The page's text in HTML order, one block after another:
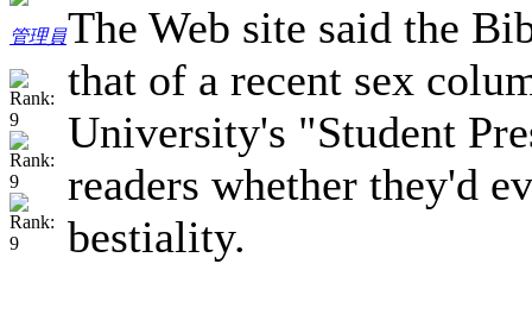
管理員The Web site said the
that of a recent sex
University's "Student
readers whether they'd
bestiality.